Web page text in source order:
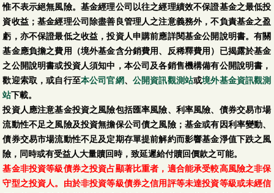
惟不表示絕無風險。基金經理公司以往之經理績效不保證基金之最低投
資收益；基金經理公司除盡善良管理人之注意義務外，不負責基金之盈
虧，亦不保證最低之收益，投資人申購前應詳閱基金公開說明書。有關
基金應負擔之費用（境外基金含分銷費用、反稀釋費用）已揭露於基金
之公開說明書或投資人須知中，本公司及各銷售機構備有公開說明書，
歡迎索取，或自行至本公司官網、 公開資訊觀測站或境外基金資訊觀測
站下載。
投資人應注意基金投資之風險包括匯率風險、利率風險、債券交易市場
流動性不足之風險及投資無擔保公司債之風險；基金或有因利率變動、
債券交易市場流動性不足及定期存單提前解約而影響基金淨值下跌之風
險，同時或有受益人大量贖回時，致延遲給付贖回價款之可能。
基金非投資等級債券之投資占顯著比重者，適合能承受較高風險之非保
守型之投資人。由於非投資等級債券之信用評等未達投資等級或未經信